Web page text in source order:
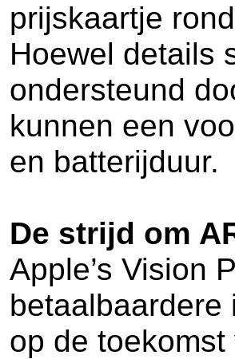
prijskaartje
Hoewel details
ondersteund
kunnen een
en batterijduur.
De strijd om
Apple’s Vision
betaalbaardere
op de